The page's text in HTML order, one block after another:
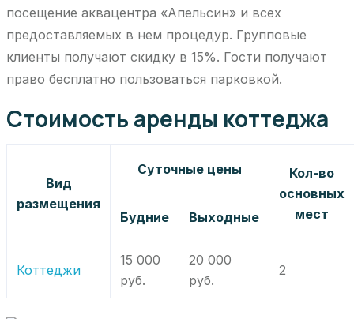
посещение аквацентра «Апельсин» и всех
предоставляемых в нем процедур. Групповые
клиенты получают скидку в 15%. Гости получают
право бесплатно пользоваться парковкой.
Стоимость аренды коттеджа
Вид
размещения
Суточные цены
Кол-во
основных
мест
Будние Выходные
Коттеджи
15 000
руб.
20 000
руб.
2